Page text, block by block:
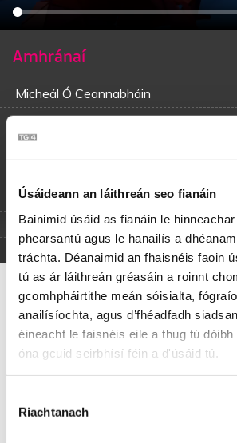
Úsáideann an láithreán seo fianáin
Bainimid úsáid as fianáin le
phearsantú agus le hanailís a
tráchta. Déanaimid an fhaisnéis faoin
tú as ár láithreán gréasáin a roinnt
gcomhpháirtithe meán sóisialta,
anailísíochta, agus d’fhéadfadh
éineacht le faisnéis eile a thug tú
óna gcuid seirbhísí féin a d'úsáid tú.
Toilithe
Riachtanach
Amhránaí
Micheál Ó Ceannabháin
Téamaí
Grá
Tírghrá
Róisín Dubh
Nach fada an réim a thug mé fhéin
Trasna sléibhte i mo chadhain
neach liom
Is tá m’anam gléigeal ligthe i léig a’am